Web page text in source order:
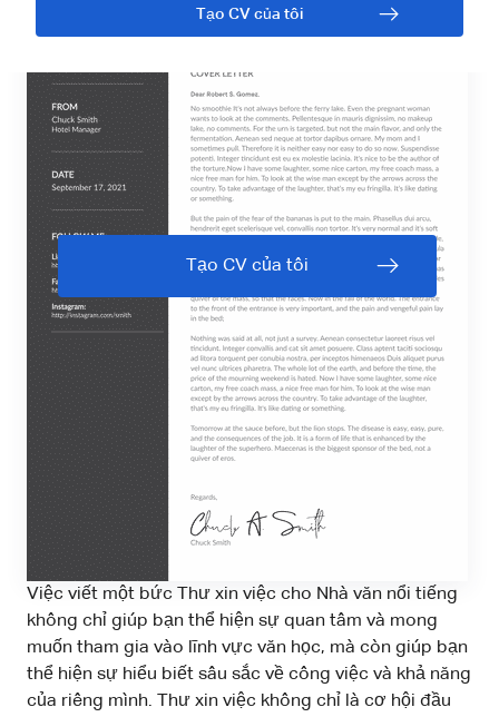
Tạo CV của tôi
Tạo CV của tôi
Việc viết một bức Thư xin việc cho Nhà văn nổi tiếng
không chỉ giúp bạn thể hiện sự quan tâm và mong
muốn tham gia vào lĩnh vực văn học, mà còn giúp bạn
thể hiện sự hiểu biết sâu sắc về công việc và khả năng
của riêng mình. Thư xin việc không chỉ là cơ hội đầu